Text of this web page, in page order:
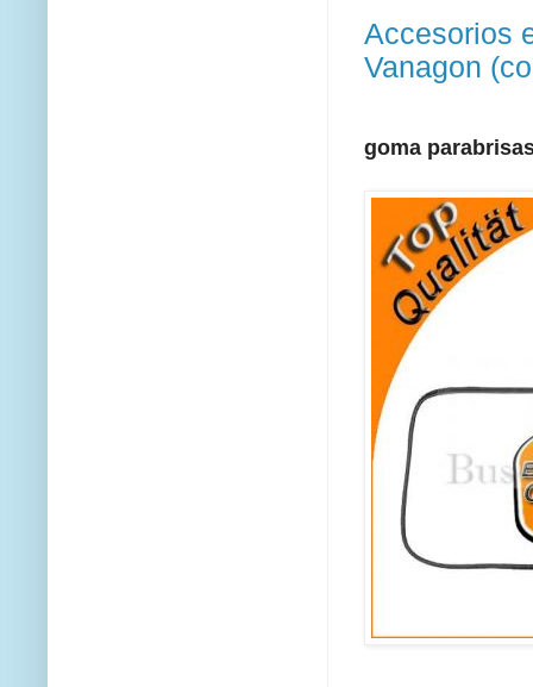
Accesorios
Vanagon
goma